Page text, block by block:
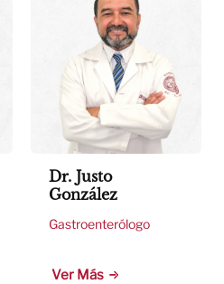
Dr. Justo
González
Gastroenterólogo
Ver Más